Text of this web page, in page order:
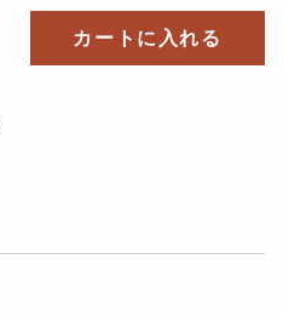
カートに入れる